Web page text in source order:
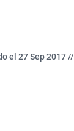
el 27 Sep 2017 //